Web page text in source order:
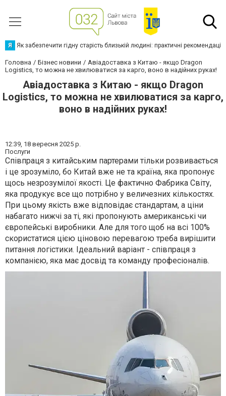
Я Як забезпечити гідну старість близькій людині: практичні рекомендації
Головна Бізнес новини
Авіадоставка з Китаю - якщо Dragon
Logistics, то можна не хвилюватися за карго, воно в надійних руках!
Авіадоставка з Китаю - якщо Dragon
Logistics, то можна не хвилюватися за карго,
воно в надійних руках!
12:39, 18 вересня 2025 р.
Послуги
Співпраця з китайським партерами тільки розвивається
і це зрозуміло, бо Китай вже не та країна, яка пропонує
щось незрозумілої якості. Це фактично Фабрика Світу,
яка продукує все що потрібно у величезних кількостях.
При цьому якість вже відповідає стандартам, а ціни
набагато нижчі за ті, які пропонують американські чи
європейські виробники. Але для того щоб на всі 100%
скористатися цією ціновою перевагою треба вирішити
питання логістики. Ідеальний варіант - співпраця з
компанією, яка має досвід та команду професіоналів.